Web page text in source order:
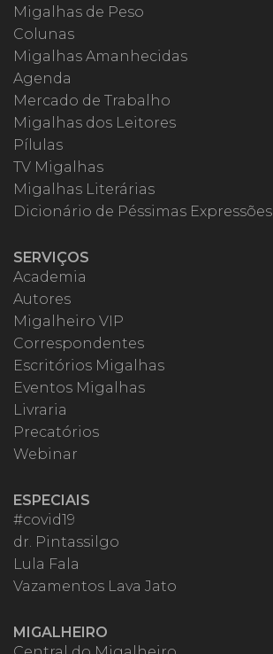
Migalhas de Peso
Colunas
Migalhas Amanhecidas
Agenda
Mercado de Trabalho
Migalhas dos Leitores
Pílulas
TV Migalhas
Migalhas Literárias
Dicionário de Péssimas Expressões
SERVIÇOS
Academia
Autores
Migalheiro VIP
Correspondentes
Escritórios Migalhas
Eventos Migalhas
Livraria
Precatórios
Webinar
ESPECIAIS
#covid19
dr. Pintassilgo
Lula Fala
Vazamentos Lava Jato
MIGALHEIRO